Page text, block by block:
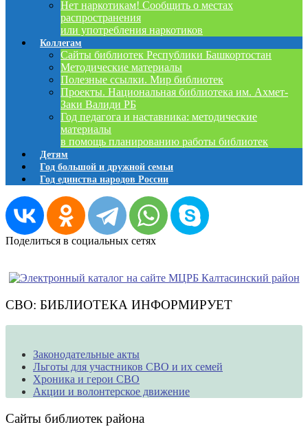
Нет наркотикам! Сообщить о местах
распространения
или употребления наркотиков
Коллегам
Сайты библиотек Республики Башкортостан
Методические материалы
Полезные ссылки. Мир библиотек
Проекты. Национальная библиотека им. Ахмет-
Заки Валиди РБ
Год педагога и наставника: методические
материалы
в помощь планированию работы библиотек
Детям
Год большой и дружной семьи
Год единства народов России
Поделиться в социальных сетях
СВО: БИБЛИОТЕКА ИНФОРМИРУЕТ
Законодательные акты
Льготы для участников СВО и их семей
Хроника и герои СВО
Акции и волонтерское движение
Сайты библиотек района